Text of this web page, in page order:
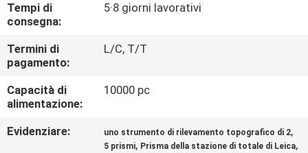
QUALITÀ
CONTATTICI
NOTIZIE
Tempi di
consegna:
5·8 giorni lavorativi
Termini di
pagamento:
L/C, T/T
Capacità di
alimentazione:
10000 pc
Evidenziare: uno strumento di rilevamento topografico di 2,
5 prismi, Prisma della stazione di totale di Leica,